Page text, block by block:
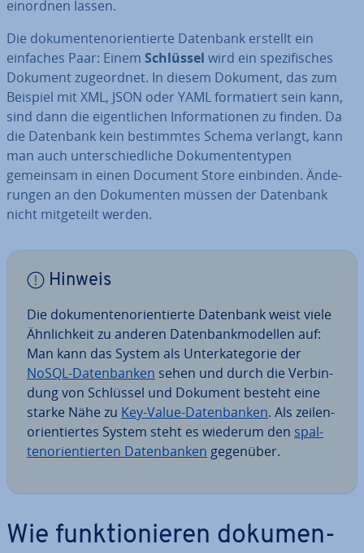
einordnen lassen.
Die do­ku­men­ten­ori­en­tier­te Datenbank erstellt ein
einfaches Paar: Einem Schlüssel wird ein spe­zi­fi­sches
Dokument zu­ge­ord­net. In diesem Dokument, das zum
Beispiel mit XML, JSON oder YAML for­ma­tiert sein kann,
sind dann die ei­gent­li­chen In­for­ma­tio­nen zu finden. Da
die Datenbank kein be­stimm­tes Schema verlangt, kann
man auch un­ter­schied­li­che Do­ku­men­ten­ty­pen
gemeinsam in einen Document Store einbinden. Än­de­
run­gen an den Do­ku­men­ten müssen der Datenbank
nicht mit­ge­teilt werden.
Hinweis
Die do­ku­men­ten­ori­en­tier­te Datenbank weist viele
Ähn­lich­keit zu anderen Da­ten­bank­mo­del­len auf:
Man kann das System als Un­ter­ka­te­go­rie der
NoSQL-Da­ten­ban­ken sehen und durch die Ver­bin­
dung von Schlüssel und Dokument besteht eine
starke Nähe zu Key-Value-Da­ten­ban­ken. Als zei­len­
ori­en­tier­tes System steht es wiederum den spal­
ten­ori­en­tier­ten Da­ten­ban­ken gegenüber.
Wie funk­tio­nie­ren do­ku­men­